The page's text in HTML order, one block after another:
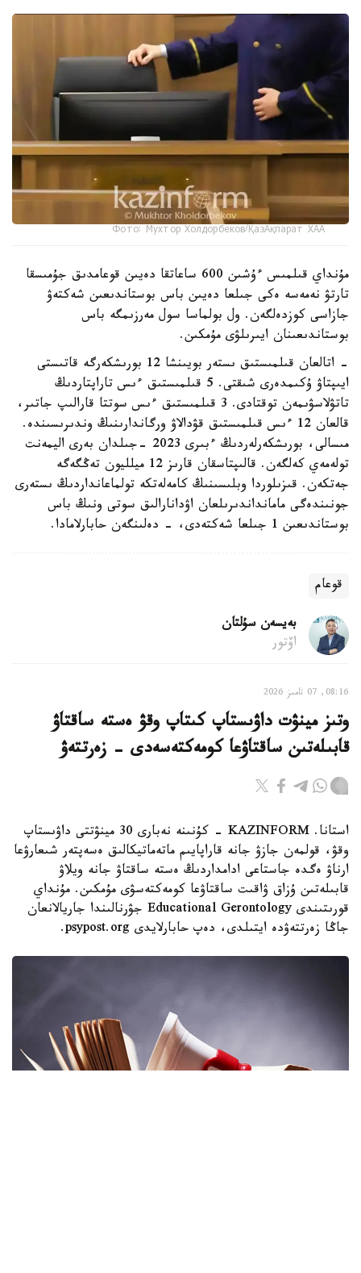
Фото: Мухтор Холдорбеков/ҚазАқпарат ХАА
مۇنداي قىلمىس ءۇشىن 600 ساعاتقا دەيىن قوعامدىق جۇمىسقا
تارتۋ نەمەسە ەكى جىلعا دەيىن باس بوستاندىعىن شەكتەۋ
جازاسى كوزدەلگەن. ول بولماسا سول مەرزىمگە باس
بوستاندىعىنان ايىرىلۋى مۇمكىن.
- اتالعان قىلمىستىق ىستەر بويىنشا 12 بورىشكەرگە قاتىستى
ايىپتاۋ ۇكىمدەرى شىقتى. 5 قىلمىستىق ءىس تاراپتاردىڭ
تاتۋلاسۋىمەن توقتادى. 3 قىلمىستىق ءىس سوتتا قارالىپ جاتىر،
قالعان 12 ءىس قىلمىستىق قۋدالاۋ ورگاندارىنىڭ وندىرىسىندە.
مىسالى، بورىشكەرلەردىڭ ءبىرى 2023 -جىلدان بەرى اليمەنت
تولەمەي كەلگەن. قالىپتاسقان قارىز 12 ميلليون تەڭگەگە
جەتكەن. قىزىلوردا وبلىسىنىڭ كامەلەتكە تولماعانداردىڭ ىستەرى
جونىندەگى مامانداندىرىلعان اۋدانارالىق سوتى ونىڭ باس
بوستاندىعىن 1 جىلعا شەكتەدى، - دەلىنگەن حابارلامادا.
قوعام
بەيسەن سۇلتان
اۆتور
08:16, 07 تامىز 2026
وتىز مينۋت داۋىستاپ كىتاپ وقۋ ەستە ساقتاۋ
قابىلەتىن ساقتاۋعا كومەكتەسەدى - زەرتتەۋ
استانا. KAZINFORM - كۇنىنە نەبارى 30 مينۋتتى داۋىستاپ
وقۋ، قولمەن جازۋ جانە قاراپايىم ماتەماتيكالىق ەسەپتەر شىعارۋعا
ارناۋ ەگدە جاستاعى ادامداردىڭ ەستە ساقتاۋ جانە ويلاۋ
قابىلەتىن ۇزاق ۋاقىت ساقتاۋعا كومەكتەسۋى مۇمكىن. مۇنداي
قورىتىندى Educational Gerontology جۋرنالىندا جاريالانعان
جاڭا زەرتتەۋدە ايتىلدى، دەپ حابارلايدى psypost.org.